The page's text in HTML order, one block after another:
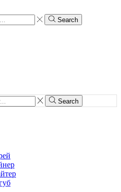
Search
Search